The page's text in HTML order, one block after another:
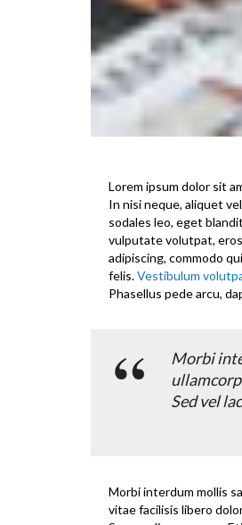
Lorem ipsum dolor sit
In nisi neque, aliquet
sodales leo, eget
vulputate volutpat,
adipiscing, commodo
felis.Vestibulum
Phasellus pede arcu,
Morbi
Sed vel
Morbi interdum mollis
vitae facilisis libero